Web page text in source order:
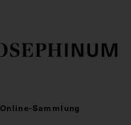
Online-Sammlung